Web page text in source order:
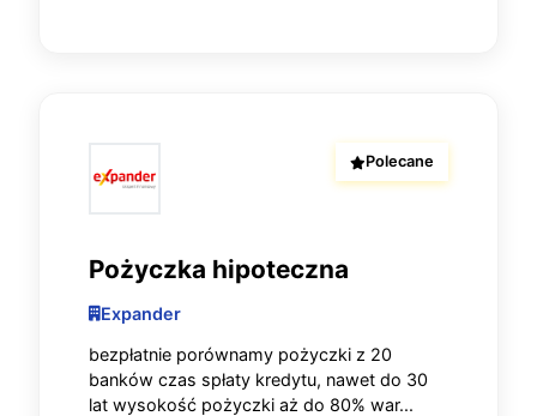
Polecane
Pożyczka hipoteczna
Expander
bezpłatnie porównamy pożyczki z 20
banków czas spłaty kredytu, nawet do 30
lat wysokość pożyczki aż do 80% war...